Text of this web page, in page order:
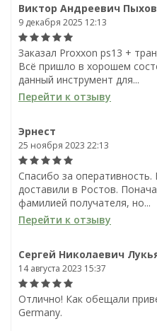
Виктор Андреевич Пыхов
9 декабря 2025 12:13
Заказал Proxxon ps13 +
Всё пришло в хорошем
данный инструмент для...
Перейти к отзыву
Эрнест
25 ноября 2023 22:13
Спасибо за
доставили в Ростов.
фамилией получателя, но...
Перейти к отзыву
Сергей Николаевич
14 августа 2023 15:37
Отлично! Как обещали
Germany.